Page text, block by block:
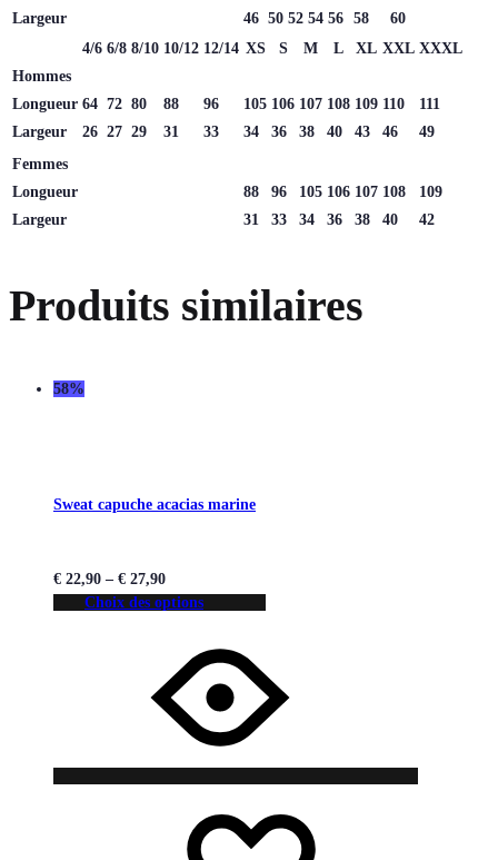
Largeur
46 50 52 54 56 58
60
4/6 6/8 8/10 10/12 12/14 XS S M L XL XXL XXXL
Hommes
Longueur 64 72 80 88 96 105 106 107 108 109 110
111
Largeur
26 27 29 31 33 34 36 38 40 43 46
49
Femmes
Longueur
88 96 105 106 107 108
109
Largeur
31 33 34 36 38 40 42
Produits similaires
58%
Sweat capuche acacias marine
€ 22,90 – € 27,90
Choix des options